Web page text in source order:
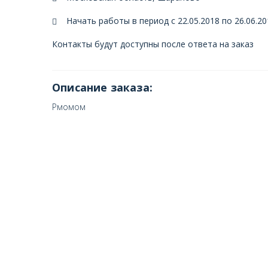
Начать работы в период с 22.05.2018 по
Контакты будут доступны после ответа на заказ
Описание заказа:
Рмомом